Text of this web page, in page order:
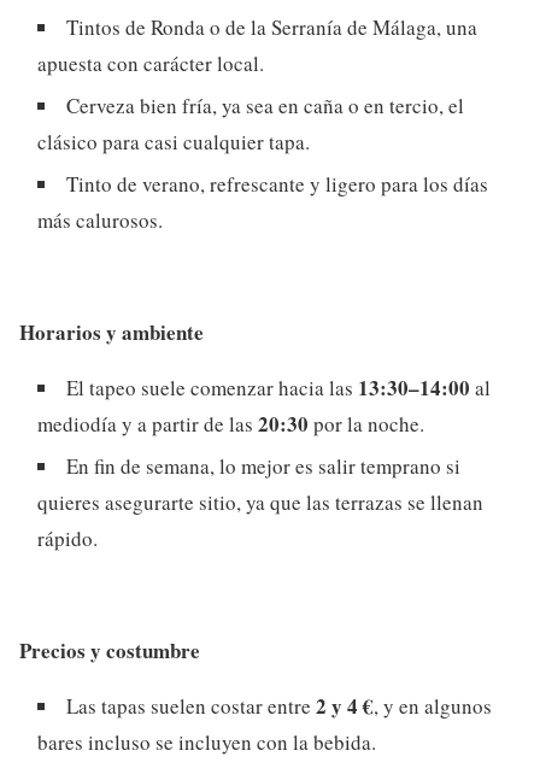
Tintos de Ronda o de la Serranía de Málaga, una
apuesta con carácter local.
Cerveza bien fría, ya sea en caña o en tercio, el
clásico para casi cualquier tapa.
Tinto de verano, refrescante y ligero para los días
más calurosos.
Horarios y ambiente
El tapeo suele comenzar hacia las 13:30–14:00 al
mediodía y a partir de las 20:30 por la noche.
En fin de semana, lo mejor es salir temprano si
quieres asegurarte sitio, ya que las terrazas se llenan
rápido.
Precios y costumbre
Las tapas suelen costar entre 2 y 4 €, y en algunos
bares incluso se incluyen con la bebida.